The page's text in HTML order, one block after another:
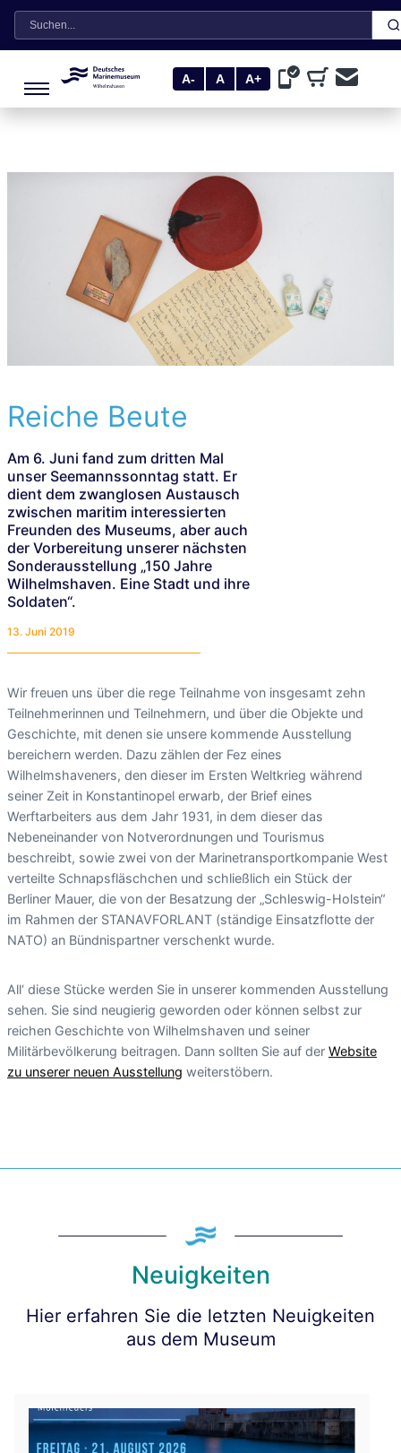
Suche
A- A A+
Reiche Beute
Am 6. Juni fand zum dritten Mal
unser Seemannssonntag statt. Er
dient dem zwanglosen Austausch
zwischen maritim interessierten
Freunden des Museums, aber auch
der Vorbereitung unserer nächsten
Sonderausstellung „150 Jahre
Wilhelmshaven. Eine Stadt und ihre
Soldaten“.
13. Juni 2019
Wir freuen uns über die rege Teilnahme von insgesamt zehn
Teilnehmerinnen und Teilnehmern, und über die Objekte und
Geschichte, mit denen sie unsere kommende Ausstellung
bereichern werden. Dazu zählen der Fez eines
Wilhelmshaveners, den dieser im Ersten Weltkrieg während
seiner Zeit in Konstantinopel erwarb, der Brief eines
Werftarbeiters aus dem Jahr 1931, in dem dieser das
Nebeneinander von Notverordnungen und Tourismus
beschreibt, sowie zwei von der Marinetransportkompanie West
verteilte Schnapsfläschchen und schließlich ein Stück der
Berliner Mauer, die von der Besatzung der „Schleswig-Holstein“
im Rahmen der STANAVFORLANT (ständige Einsatzflotte der
NATO) an Bündnispartner verschenkt wurde.
All‘ diese Stücke werden Sie in unserer kommenden Ausstellung
sehen. Sie sind neugierig geworden oder können selbst zur
reichen Geschichte von Wilhelmshaven und seiner
Militärbevölkerung beitragen. Dann sollten Sie auf der Website
zu unserer neuen Ausstellung weiterstöbern.
Neuigkeiten
Hier erfahren Sie die letzten Neuigkeiten
aus dem Museum